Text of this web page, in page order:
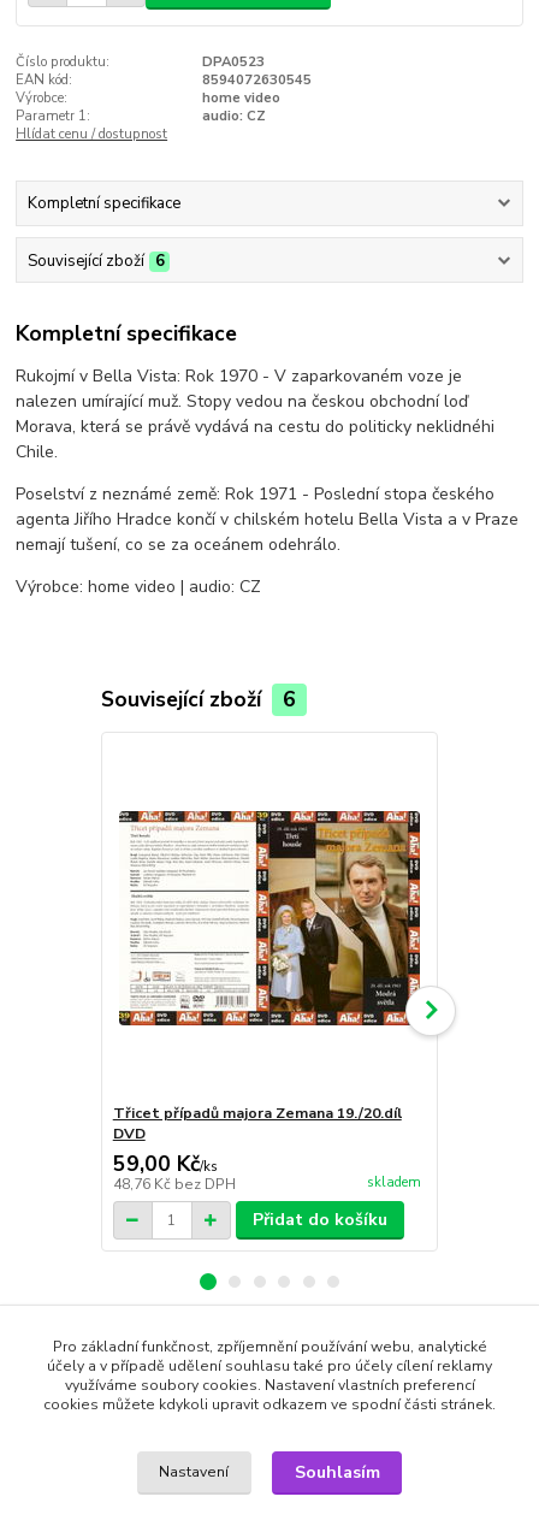
Číslo produktu:
DPA0523
EAN kód:
8594072630545
Výrobce:
home video
Parametr 1:
audio: CZ
Hlídat cenu / dostupnost
Kompletní specifikace
Související zboží 6
Kompletní specifikace
Rukojmí v Bella Vista: Rok 1970 - V zaparkovaném voze je
nalezen umírající muž. Stopy vedou na českou obchodní loď
Morava, která se právě vydává na cestu do politicky neklidnéhi
Chile.
Poselství z neznámé země: Rok 1971 - Poslední stopa českého
agenta Jiřího Hradce končí v chilském hotelu Bella Vista a v Praze
nemají tušení, co se za oceánem odehrálo.
Výrobce: home video | audio: CZ
Související zboží 6
Třicet případů majora Zemana 19./20.díl
DVD
59,00 Kč/ks
48,76 Kč bez DPH skladem
Přidat do košíku
Zboží zařazeno v kategoriích
DVD filmy
Pro základní funkčnost, zpříjemnění používání webu, analytické
účely a v případě udělení souhlasu také pro účely cílení reklamy
využíváme soubory cookies. Nastavení vlastních preferencí
cookies můžete kdykoli upravit odkazem ve spodní části stránek.
Nastavení Souhlasím